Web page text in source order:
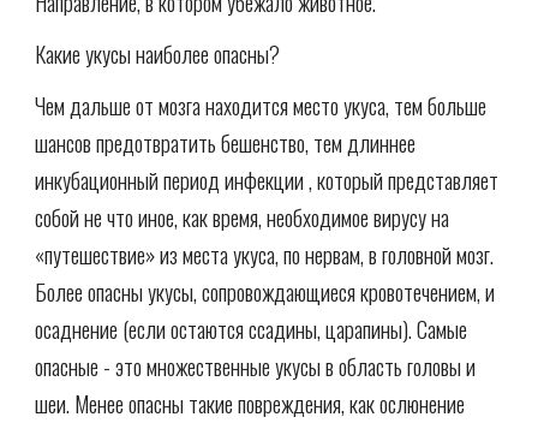
Какие укусы наиболее опасны?
Чем дальше от мозга находится место укуса, тем больше
шансов предотвратить бешенство, тем длиннее
инкубационный период инфекции , который представляет
собой не что иное, как время, необходимое вирусу на
«путешествие» из места укуса, по нервам, в головной мозг.
Более опасны укусы, сопровождающиеся кровотечением, и
осаднение (если остаются ссадины, царапины). Самые
опасные - это множественные укусы в область головы и
шеи. Менее опасны такие повреждения, как ослюнение